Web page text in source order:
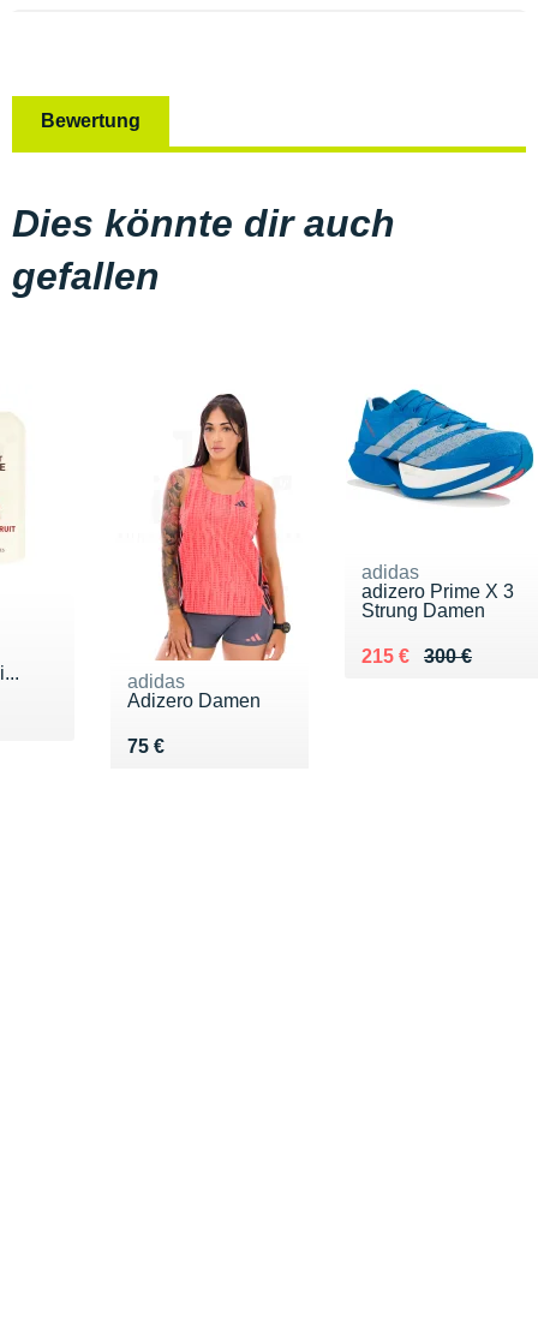
Bewertung
Dies könnte dir auch
gefallen
adidas
Adizero Damen
75 €
Vendu 75 €
adidas
adizero Prime X 3
Strung Damen
300 €
Au lieu de 300 €
215 €
Vendu 215 €